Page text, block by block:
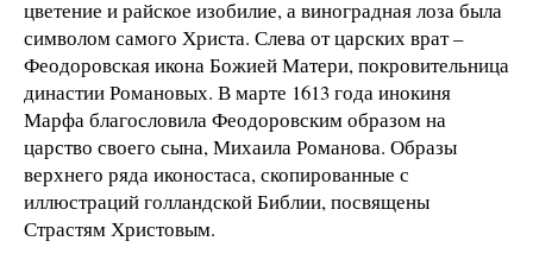
цветение и райское изобилие, а виноградная лоза была
символом самого Христа. Слева от царских врат –
Феодоровская икона Божией Матери, покровительница
династии Романовых. В марте 1613 года инокиня
Марфа благословила Феодоровским образом на
царство своего сына, Михаила Романова. Образы
верхнего ряда иконостаса, скопированные с
иллюстраций голландской Библии, посвящены
Страстям Христовым.